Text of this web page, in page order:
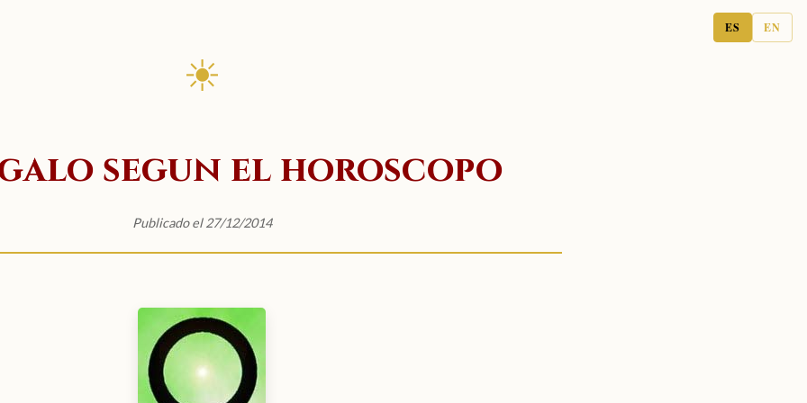
ES EN
☀
segun el horoscopo
Publicado el 27/12/2014